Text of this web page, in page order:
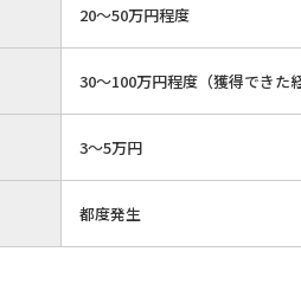
20～50万円程度
30～100万円程度（獲得できた
3～5万円
都度発生